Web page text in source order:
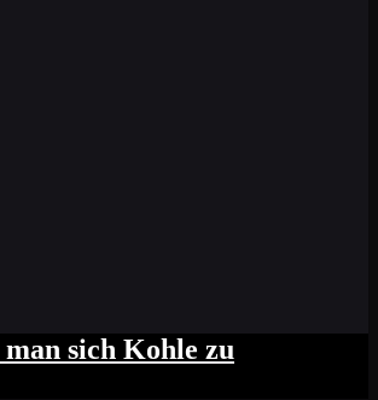
sich Kohle zu